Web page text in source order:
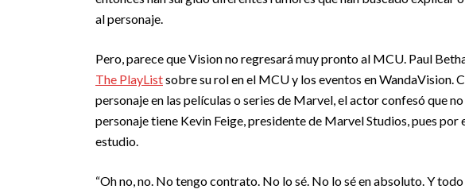
al personaje.
Pero, parece que Vision no regresará muy pronto al MCU. Paul
The PlayListsobre su rol en el MCU y los eventos en WandaVision.
personaje en las películas o series de Marvel, el actor confesó que
personaje tiene Kevin Feige, presidente de Marvel Studios, pues
estudio.
“Oh no, no. No tengo contrato. No lo sé. No lo sé en absoluto. Y